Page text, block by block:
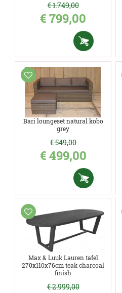
€1.749,00
€799,00
Bari loungeset natural kobo
grey
€549,00
€ 499,00
Max & Luuk Lauren tafel
270x110x76cm teak charcoal
finish
€2.999,00